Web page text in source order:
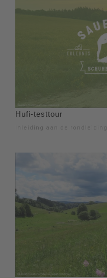
Hufi-testtour
Inleiding aan de rondleiding